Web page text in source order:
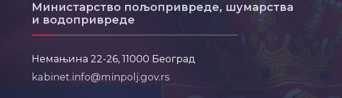
Министарство пољопривреде, шумарства
и водопривреде
Немањина 22-26, 11000 Београд
kabinet.info@minpolj.gov.rs